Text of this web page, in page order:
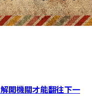
開機關才能翻往下一